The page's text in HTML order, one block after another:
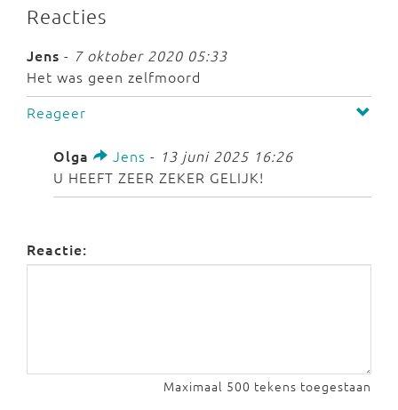
Reacties
Jens - 7 oktober 2020 05:33
Het was geen zelfmoord
Reageer
Olga Jens - 13 juni 2025 16:26
U HEEFT ZEER ZEKER GELIJK!
Reactie:
Maximaal 500 tekens toegestaan